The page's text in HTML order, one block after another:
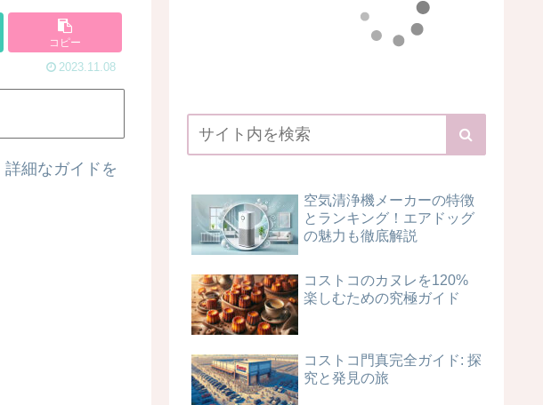
コピー
2023.11.08
細なガイドを
空気清浄機メーカーの特徴
とランキング！エアドッグ
の魅力も徹底解説
コストコのカヌレを120%
楽しむための究極ガイド
コストコ門真完全ガイド: 探
究と発見の旅